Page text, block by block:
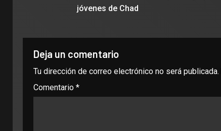
jóvenes de Chad
Deja un comentario
Tu dirección de correo electrónico no será publicada.
Comentario *